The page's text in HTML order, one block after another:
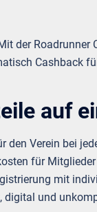
der Roadrunner
Cashback
auf
den Verein bei
für
mit
digital und